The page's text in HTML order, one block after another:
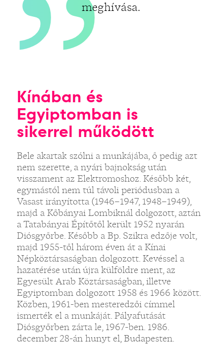
meghívása.
Kínában és
Egyiptomban is
sikerrel működött
Bele akartak szólni a munkájába, ő pedig azt
nem szerette, a nyári bajnokság után
visszament az Elektromoshoz. Később két,
egymástól nem túl távoli periódusban a
Vasast irányította (1946–1947, 1948–1949),
majd a Kőbányai Lombiknál dolgozott, aztán
a Tatabányai Építőtől került 1952 nyarán
Diósgyőrbe. Később a Bp. Szikra edzője volt,
majd 1955-től három éven át a Kínai
Népköztársaságban dolgozott. Kevéssel a
hazatérése után újra külföldre ment, az
Egyesült Arab Köztársaságban, illetve
Egyiptomban dolgozott 1958 és 1966 között.
Közben, 1961-ben mesteredzői címmel
ismerték el a munkáját. Pályafutását
Diósgyőrben zárta le, 1967-ben. 1986.
december 28-án hunyt el, Budapesten.